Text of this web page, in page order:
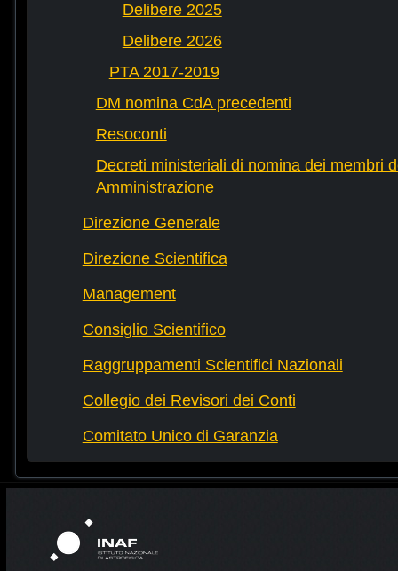
Delibere 2025
Delibere 2026
PTA 2017-2019
DM nomina CdA precedenti
Resoconti
Decreti ministeriali di nomina dei membri
Amministrazione
Direzione Generale
Direzione Scientifica
Management
Consiglio Scientifico
Raggruppamenti Scientifici Nazionali
Collegio dei Revisori dei Conti
Comitato Unico di Garanzia